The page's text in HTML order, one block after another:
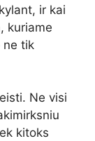
ir kai
kuriame
ne tik
Ne visi
kitoks